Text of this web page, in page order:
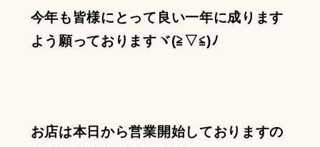
今年も皆様にとって良い一年に成ります
よう願っておりますヾ(≧▽≦)ﾉ
お店は本日から営業開始しておりますの